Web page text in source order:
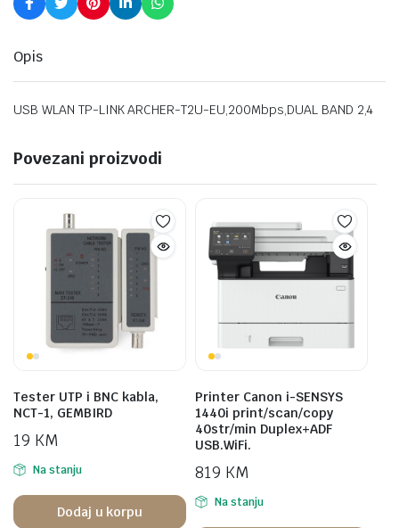
Opis
USB WLAN TP-LINK ARCHER-T2U-EU,200Mbps,DUAL BAND 2,4
Povezani proizvodi
Tester UTP i BNC kabla,
NCT-1, GEMBIRD
19 KM
Na stanju
Dodaj u korpu
Printer Canon i-SENSYS
1440i print/scan/copy
40str/min Duplex+ADF
USB.WiFi.
819 KM
Na stanju